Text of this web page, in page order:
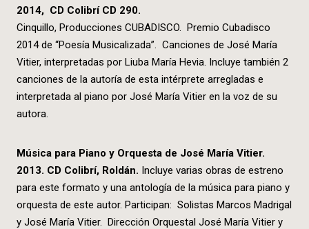
2014, CD Colibrí CD 290.
Cinquillo, Producciones CUBADISCO. Premio Cubadisco
2014 de “Poesía Musicalizada”. Canciones de José María
Vitier, interpretadas por Liuba María Hevia. Incluye también 2
canciones de la autoría de esta intérprete arregladas e
interpretada al piano por José María Vitier en la voz de su
autora.
Música para Piano y Orquesta de José María Vitier.
2013. CD Colibrí, Roldán. Incluye varias obras de estreno
para este formato y una antología de la música para piano y
orquesta de este autor. Participan: Solistas Marcos Madrigal
y José María Vitier. Dirección Orquestal José María Vitier y